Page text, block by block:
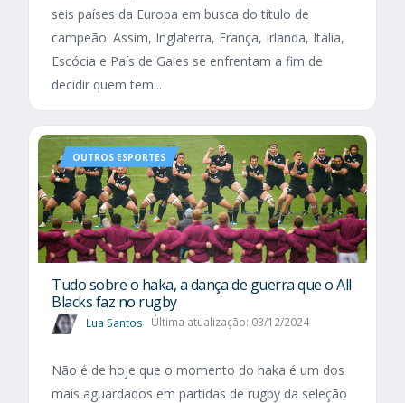
seis países da Europa em busca do título de
campeão. Assim, Inglaterra, França, Irlanda, Itália,
Escócia e País de Gales se enfrentam a fim de
decidir quem tem...
OUTROS ESPORTES
Tudo sobre o haka, a dança de guerra que o All
Blacks faz no rugby
Lua Santos Última atualização: 03/12/2024
Não é de hoje que o momento do haka é um dos
mais aguardados em partidas de rugby da seleção